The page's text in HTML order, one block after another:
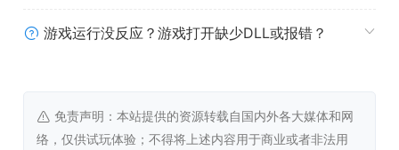
系统需求
操作系统 *:Windows 7 SP1
处理器: Intel Core i5-2400 3.1GHz / AMD
游戏运行没反应？游戏打开缺少DLL或报错？
免责声明：本站提供的资源转载自国内外各大媒体和网
络，仅供试玩体验；不得将上述内容用于商业或者非法用